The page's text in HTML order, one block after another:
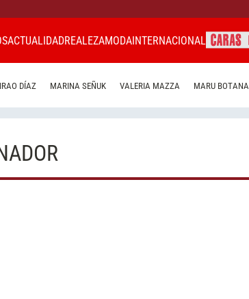
ACTUALIDADREALEZAMODAINTERNACIONAL
DÍAZ MARINA SEÑUK VALERIA MAZZA MARU BOTANA